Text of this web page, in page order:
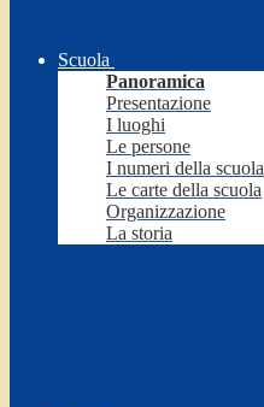
Scuola
Panoramica
Presentazione
I luoghi
Le persone
I numeri della scuola
Le carte della scuola
Organizzazione
La storia